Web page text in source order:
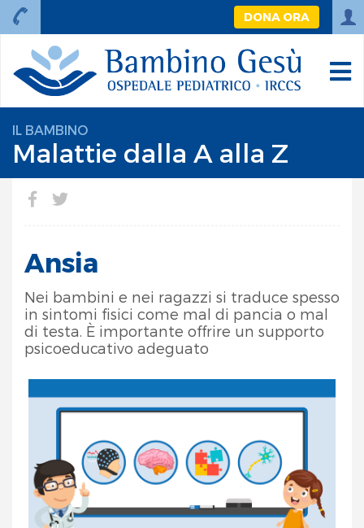
DONA ORA
IL BAMBINO
Malattie dalla A alla Z
Ansia
Nei bambini e nei ragazzi si traduce spesso
in sintomi fisici come mal di pancia o mal
di testa. È importante offrire un supporto
psicoeducativo adeguato